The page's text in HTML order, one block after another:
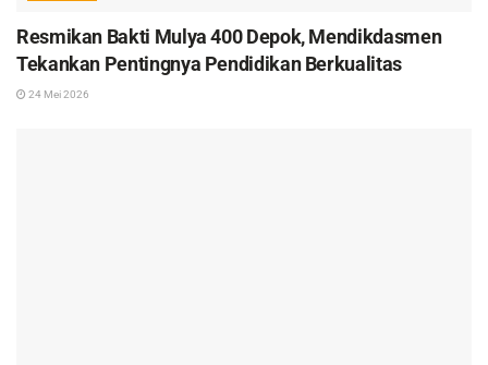
Resmikan Bakti Mulya 400 Depok, Mendikdasmen
Tekankan Pentingnya Pendidikan Berkualitas
24 Mei 2026